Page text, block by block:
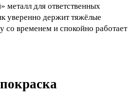
для ответственных
уверенно держит тяжёлые
со временем и спокойно работает